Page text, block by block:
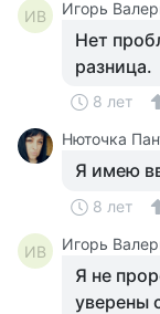
ИВ Игорь
Нет
разница.
8 лет
Нюточка
Я имею
8 лет
ИВ Игорь
Я не
уверены